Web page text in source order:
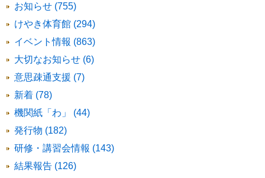
お知らせ (755)
けやき体育館 (294)
イベント情報 (863)
大切なお知らせ (6)
意思疎通支援 (7)
新着 (78)
機関紙「わ」 (44)
発行物 (182)
研修・講習会情報 (143)
結果報告 (126)